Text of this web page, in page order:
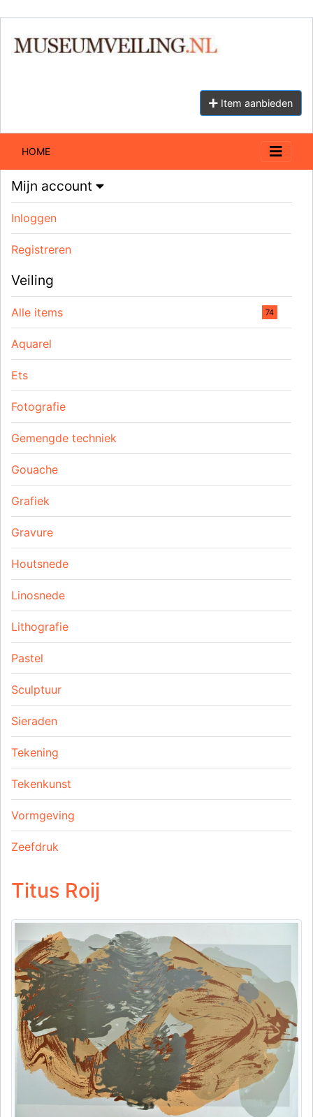
Item aanbieden
HOME
Mijn account
Inloggen
Registreren
Veiling
Alle items 74
Aquarel
Ets
Fotografie
Gemengde techniek
Gouache
Grafiek
Gravure
Houtsnede
Linosnede
Lithografie
Pastel
Sculptuur
Sieraden
Tekening
Tekenkunst
Vormgeving
Zeefdruk
Titus Roij